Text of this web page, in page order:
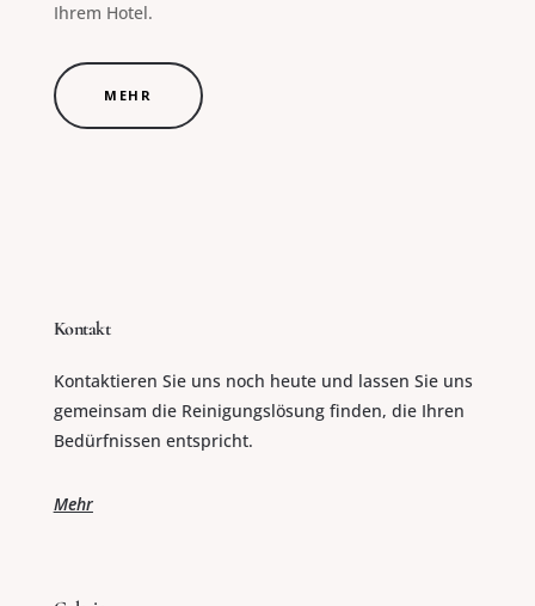
Ihrem Hotel.
MEHR
Kontakt
Kontaktieren Sie uns noch heute und lassen Sie uns
gemeinsam die Reinigungslösung finden, die Ihren
Bedürfnissen entspricht.
Mehr